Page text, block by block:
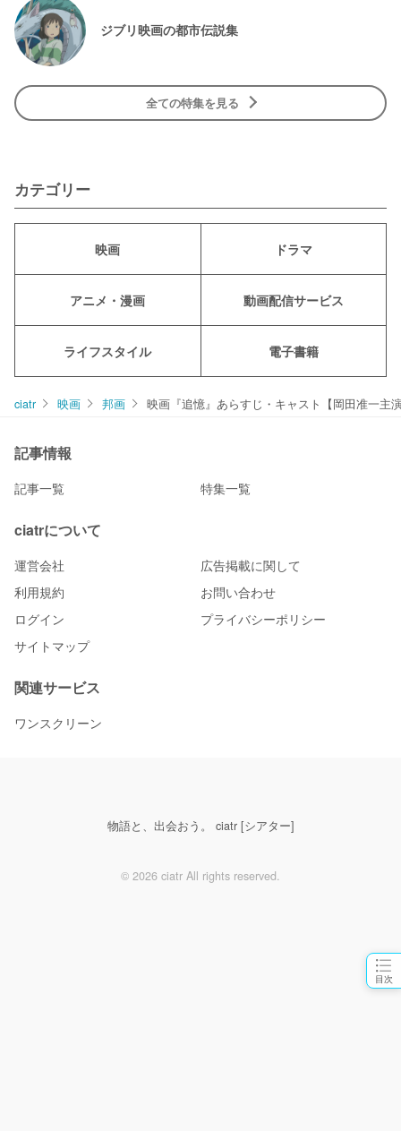
目次
ジブリ映画の都市伝説集
全ての特集を見る
カテゴリー
映画 ドラマ
アニメ・漫画 動画配信サービス
ライフスタイル 電子書籍
ciatr 映画 邦画 映画『追憶』あらすじ・キャスト【岡田准一主
記事情報
記事一覧 特集一覧
ciatrについて
運営会社
広告掲載に関して
利用規約
お問い合わせ
ログイン
プライバシーポリシー
サイトマップ
関連サービス
ワンスクリーン
物語と、出会おう。 ciatr [シアター]
© 2026 ciatr All rights reserved.